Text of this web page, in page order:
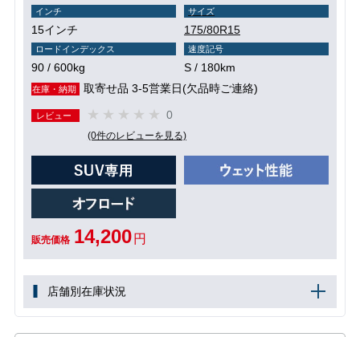
インチ
15インチ
サイズ
175/80R15
ロードインデックス
90 / 600kg
速度記号
S / 180km
在庫・納期 取寄せ品 3-5営業日(欠品時ご連絡)
レビュー 0
(0件のレビューを見る)
販売価格 14,200 円
店舗別在庫状況